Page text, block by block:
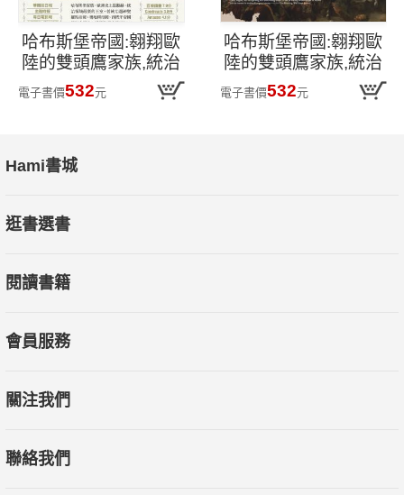
哈布斯堡帝國:翱翔歐
陸的雙頭鷹家族,統治
中歐四百年的多民族
混融帝國【2025年新
電子書價532元
哈布斯堡帝國:翱翔歐
陸的雙頭鷹家族,統治
中歐四百年的多民族
混融帝國
電子書價532元
Hami書城
逛書選書
閱讀書籍
會員服務
關注我們
聯絡我們